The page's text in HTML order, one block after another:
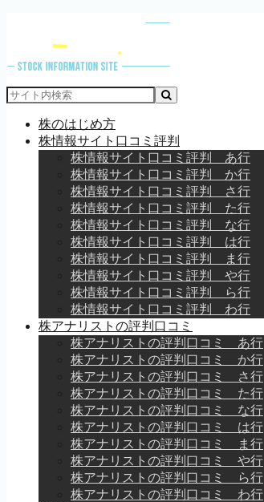
株のはじめ方
株情報サイト口コミ評判
株情報サイト口コミ評判 あ行
株情報サイト口コミ評判 か行
株情報サイト口コミ評判 さ行
株情報サイト口コミ評判 た行
株情報サイト口コミ評判 な行
株情報サイト口コミ評判 は行
株情報サイト口コミ評判 ま行
株情報サイト口コミ評判 や行
株情報サイト口コミ評判 ら行
株情報サイト口コミ評判 わ行
株アナリストの評判口コミ
株アナリストの評判口コミ あ行
株アナリストの評判口コミ か行
株アナリストの評判口コミ さ行
株アナリストの評判口コミ た行
株アナリストの評判口コミ な行
株アナリストの評判口コミ は行
株アナリストの評判口コミ ま行
株アナリストの評判口コミ や行
株アナリストの評判口コミ ら行
株アナリストの評判口コミ わ行